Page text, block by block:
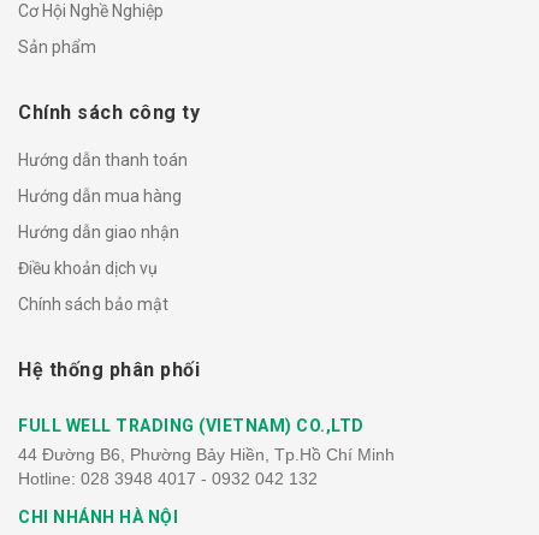
Cơ Hội Nghề Nghiệp
Sản phẩm
Chính sách công ty
Hướng dẫn thanh toán
Hướng dẫn mua hàng
Hướng dẫn giao nhận
Điều khoản dịch vụ
Chính sách bảo mật
Hệ thống phân phối
FULL WELL TRADING (VIETNAM) CO.,LTD
44 Đường B6, Phường Bảy Hiền, Tp.Hồ Chí Minh
Hotline: 028 3948 4017 - 0932 042 132
CHI NHÁNH HÀ NỘI